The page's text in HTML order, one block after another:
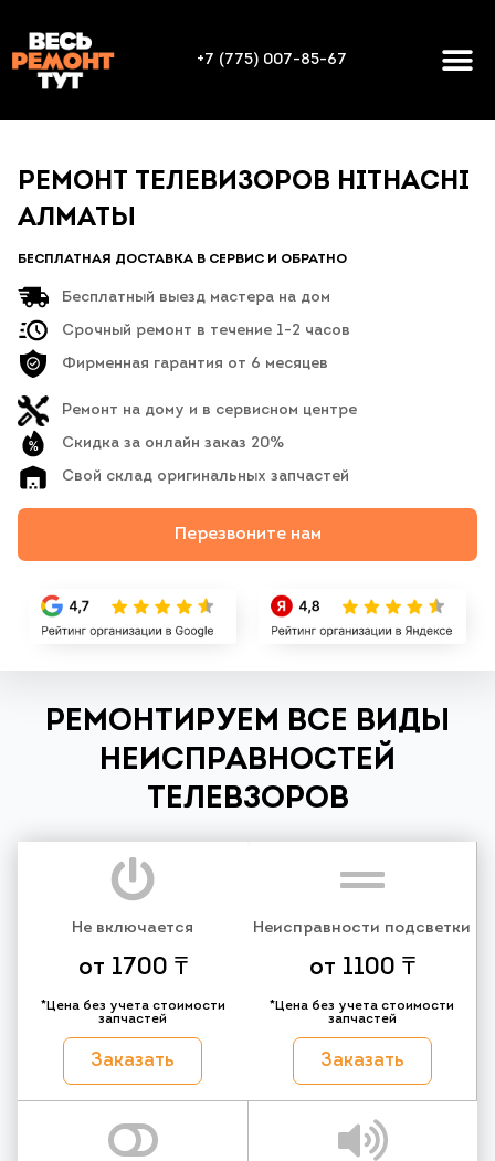
+7 (775) 007-85-67
РЕМОНТ ТЕЛЕВИЗОРОВ HITHACHI
АЛМАТЫ
БЕСПЛАТНАЯ ДОСТАВКА В СЕРВИС И ОБРАТНО
Бесплатный выезд мастера на дом
Срочный ремонт в течение 1-2 часов
Фирменная гарантия от 6 месяцев
Ремонт на дому и в сервисном центре
Скидка за онлайн заказ 20%
Свой склад оригинальных запчастей
Перезвоните нам
РЕМОНТИРУЕМ ВСЕ ВИДЫ
НЕИСПРАВНОСТЕЙ
ТЕЛЕВЗОРОВ
Не включается
от 1700 ₸
*Цена без учета стоимости
запчастей
Заказать
Неисправности подсветки
от 1100 ₸
*Цена без учета стоимости
запчастей
Заказать